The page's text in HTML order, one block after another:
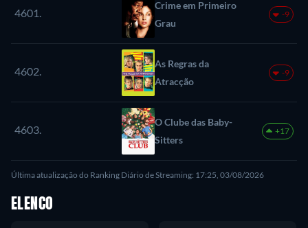
4601.
Crime em Primeiro
Grau
-9
4602.
As Regras da
Atracção
-9
4603.
O Clube das Baby-
Sitters
+17
Última atualização do Ranking Diário de Streaming: 17:25, 03/08/2026
ELENCO